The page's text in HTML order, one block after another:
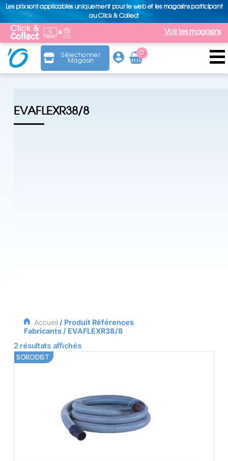
Les prix sont applicables uniquement pour le web et les magasins participant
au Click & Collect
Voir les magasins
Sélectionner
Magasin
0
Arti
cle
EVAFLEXR38/8
Accueil/ Produit Références
Fabricants / EVAFLEXR38/8
2 résultats affichés
SORODIST